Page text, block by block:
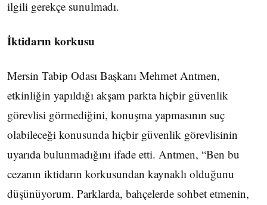
ilgili gerekçe sunulmadı.
İktidarın korkusu
Mersin Tabip Odası Başkanı Mehmet Antmen,
etkinliğin yapıldığı akşam parkta hiçbir güvenlik
görevlisi görmediğini, konuşma yapmasının suç
olabileceği konusunda hiçbir güvenlik görevlisinin
uyarıda bulunmadığını ifade etti. Antmen, “Ben bu
cezanın iktidarın korkusundan kaynaklı olduğunu
düşünüyorum. Parklarda, bahçelerde sohbet etmenin,